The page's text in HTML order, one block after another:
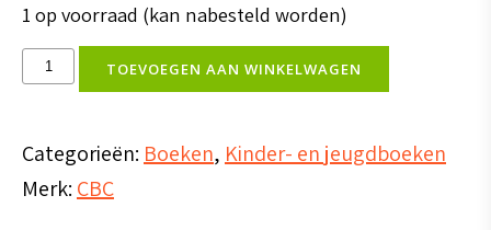
1 op voorraad (kan nabesteld worden)
Speciaal
-
Max
TOEVOEGEN AAN WINKELWAGEN
Categorieën: Boeken, Kinder- en jeugdboeken
Merk: CBC